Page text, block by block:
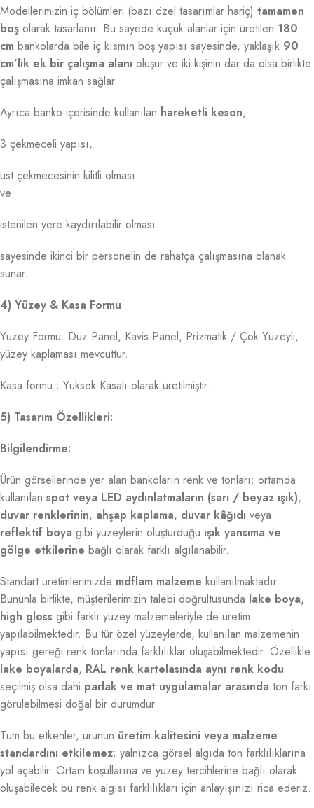
Modellerimizin iç bölümleri (bazı özel tasarımlar hariç) tamamen
boş olarak tasarlanır. Bu sayede küçük alanlar için üretilen 180
cm bankolarda bile iç kısmın boş yapısı sayesinde, yaklaşık 90
cm’lik ek bir çalışma alanı oluşur ve iki kişinin dar da olsa birlikte
çalışmasına imkan sağlar.
Ayrıca banko içerisinde kullanılan hareketli keson,
3 çekmeceli yapısı,
üst çekmecesinin kilitli olması
ve
istenilen yere kaydırılabilir olması
sayesinde ikinci bir personelin de rahatça çalışmasına olanak
sunar.
4) Yüzey & Kasa Formu
Yüzey Formu: Düz Panel, Kavis Panel, Prizmatik / Çok Yüzeyli,
yüzey kaplaması mevcuttur.
Kasa formu ; Yüksek Kasalı olarak üretilmiştir.
5) Tasarım Özellikleri:
Bilgilendirme:
Ürün görsellerinde yer alan bankoların renk ve tonları; ortamda
kullanılan spot veya LED aydınlatmaların (sarı / beyaz ışık),
duvar renklerinin, ahşap kaplama, duvar kâğıdı veya
reflektif boya gibi yüzeylerin oluşturduğu ışık yansıma ve
gölge etkilerine bağlı olarak farklı algılanabilir.
Standart üretimlerimizde mdflam malzeme kullanılmaktadır.
Bununla birlikte, müşterilerimizin talebi doğrultusunda lake boya,
high gloss gibi farklı yüzey malzemeleriyle de üretim
yapılabilmektedir. Bu tür özel yüzeylerde, kullanılan malzemenin
yapısı gereği renk tonlarında farklılıklar oluşabilmektedir. Özellikle
lake boyalarda, RAL renk kartelasında aynı renk kodu
seçilmiş olsa dahi parlak ve mat uygulamalar arasında ton farkı
görülebilmesi doğal bir durumdur.
Tüm bu etkenler, ürünün üretim kalitesini veya malzeme
standardını etkilemez; yalnızca görsel algıda ton farklılıklarına
yol açabilir. Ortam koşullarına ve yüzey tercihlerine bağlı olarak
oluşabilecek bu renk algısı farklılıkları için anlayışınızı rica ederiz.